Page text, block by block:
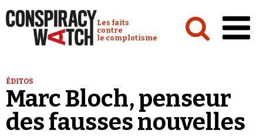
Conspiracy Watch :
Les faits
contre
le complotisme
Analyses
Conspipédia
ÉDITOS
Marc Bloch, penseur
des fausses nouvelles